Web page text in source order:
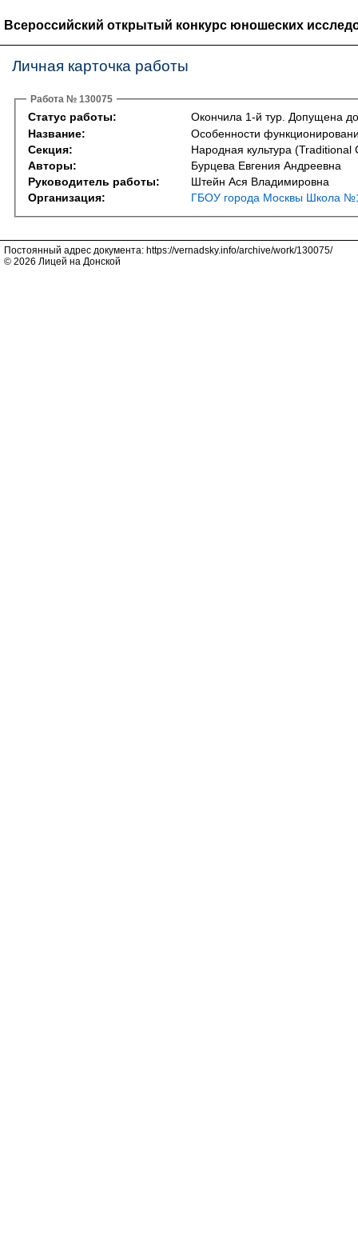
Всероссийский открытый конкурс юношеских
Личная карточка работы
Работа № 130075
Статус работы:
Окончила 1-й тур. Допущена
Название:
Особенности
Секция:
Народная культура (Traditional
Авторы:
Бурцева Евгения Андреевна
Руководитель работы:
Штейн Ася Владимировна
Организация:
ГБОУ города Москвы Школа
Постоянный адрес документа: https://vernadsky.info/archive/work/130075/
© 2026 Лицей на Донской